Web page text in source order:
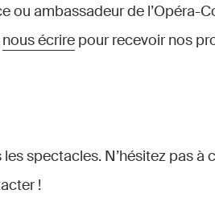
ou ambassadeur de l’Opéra-
nous écrirepour recevoir nos
spectacles. N’hésitez pas à
!